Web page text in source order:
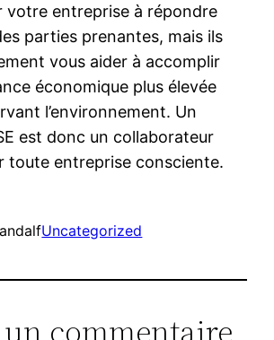
votre entreprise à répondre
parties prenantes, mais ils
vous aider à accomplir
économique plus élevée
l’environnement. Un
est donc un collaborateur
toute entreprise consciente.
Uncategorized